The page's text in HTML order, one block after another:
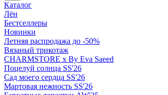
Каталог
Лён
Бестселлеры
Новинки
Летняя распродажа до -50%
Вязаный трикотаж
CHARMSTORE х By Eva Saeed
Поцелуй солнца SS'26
Сад моего сердца SS'26
Мартовая нежность SS'26